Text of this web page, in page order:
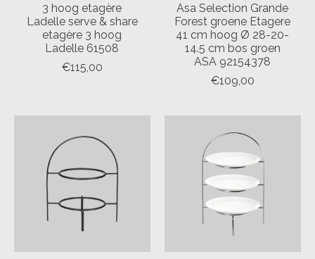
3 hoog etagère
Ladelle serve & share
etagère 3 hoog
Ladelle 61508
€115,00
Asa Selection Grande
Forest groene Etagere
41 cm hoog Ø 28-20-
14.5 cm bos groen
ASA 92154378
€109,00